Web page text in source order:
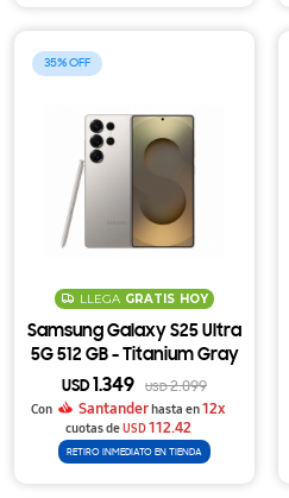
35
LLEGA GRATIS HOY
Samsung Galaxy S25 Ultra
5G 512 GB - Titanium Gray
USD 1.349 USD2.099
Con
Santanderhasta en12x
cuotas deUSD112.42
RETIRO INMEDIATO EN TIENDA